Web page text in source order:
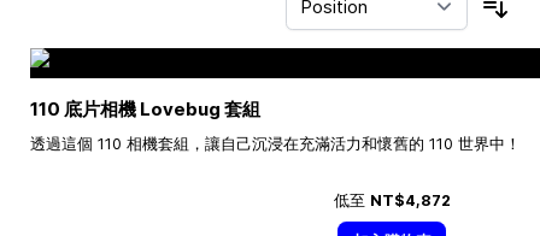
110 底片相機 Lovebug 套組
透過這個 110 相機套組，讓自己沉浸在充滿活力和懷舊的 110 世界中！
低至 NT$4,872